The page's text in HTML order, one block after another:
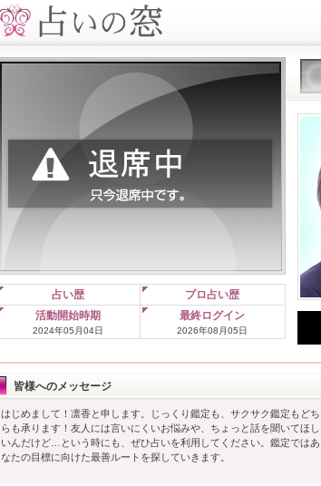
占い歴
プロ占い歴
活動開始時期
2024年05月04日
最終ログイン
2026年08月05日
皆様へのメッセージ
はじめまして！凛香と申します。じっくり鑑定も、サクサク鑑定もどち
らも承ります！友人には言いにくいお悩みや、ちょっと話を聞いてほし
いんだけど…という時にも、ぜひ占いを利用してください。鑑定ではあ
なたの目標に向けた最善ルートを探していきます。